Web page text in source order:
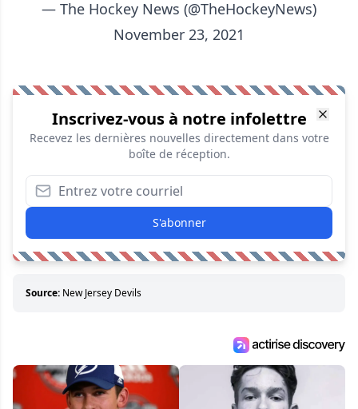
— The Hockey News (@TheHockeyNews)
November 23, 2021
Inscrivez-vous à notre infolettre
Recevez les dernières nouvelles directement dans votre
boîte de réception.
S'abonner
Source: New Jersey Devils